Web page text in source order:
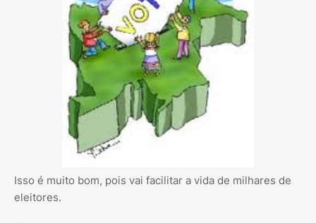
Isso é muito bom, pois vai facilitar a vida de milhares de
eleitores.